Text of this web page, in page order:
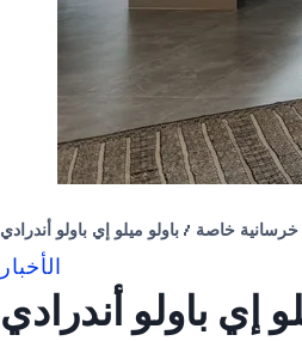
خاصة / باولو ميلو إي باولو أندرادي
الأخبار
إي باولو أندرادي